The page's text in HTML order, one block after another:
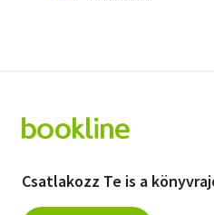
Csatlakozz Te is a